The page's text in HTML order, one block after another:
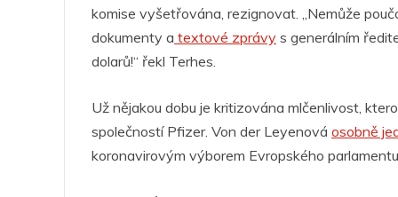
komise vyšetřována, rezignovat. „Nemůže
dokumenty a textové zprávy s generálním
dolarů!“ řekl Terhes.
Už nějakou dobu je kritizována mlčenlivost,
společností Pfizer. Von der Leyenová osobně
koronavirovým výborem Evropského